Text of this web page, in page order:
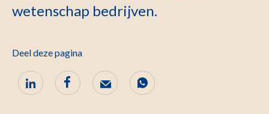
wetenschap bedrijven.
Deel deze pagina